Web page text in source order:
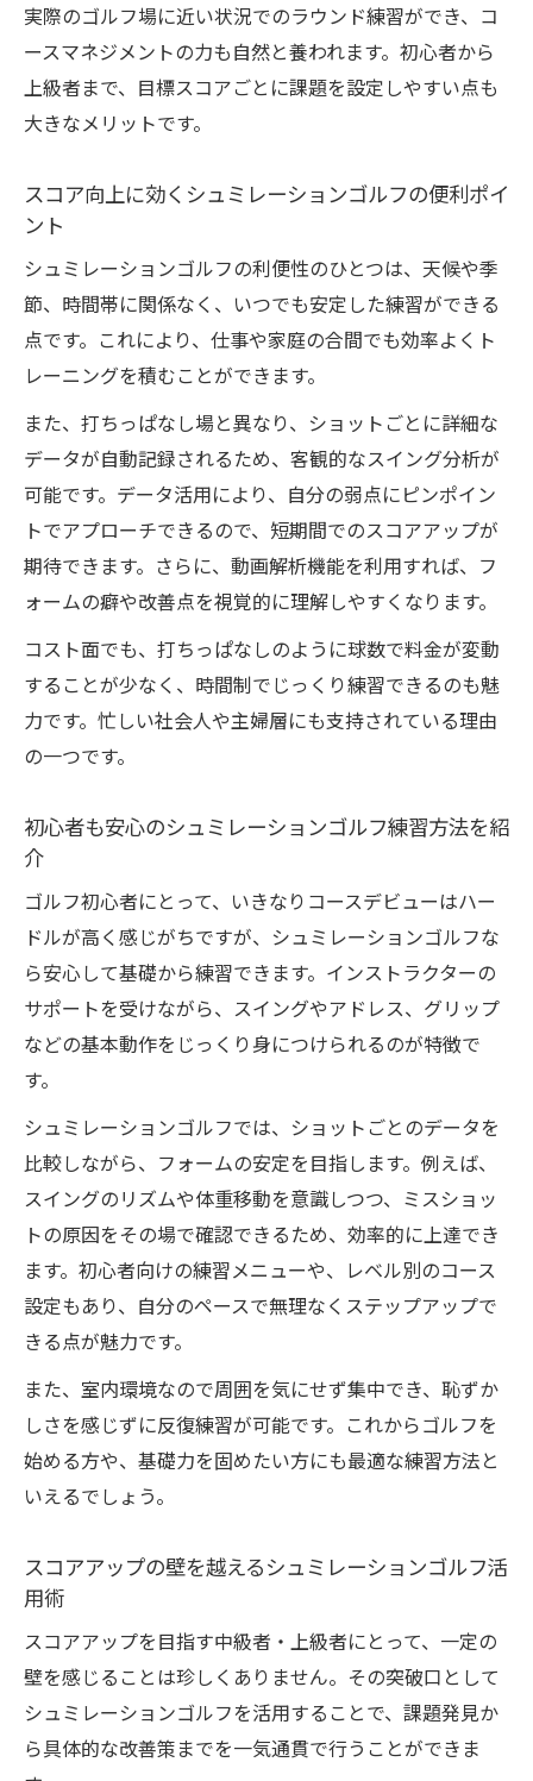
実際のゴルフ場に近い状況でのラウンド練習ができ、コ
ースマネジメントの力も自然と養われます。初心者から
上級者まで、目標スコアごとに課題を設定しやすい点も
大きなメリットです。
スコア向上に効くシュミレーションゴルフの便利ポイ
ント
シュミレーションゴルフの利便性のひとつは、天候や季
節、時間帯に関係なく、いつでも安定した練習ができる
点です。これにより、仕事や家庭の合間でも効率よくト
レーニングを積むことができます。
また、打ちっぱなし場と異なり、ショットごとに詳細な
データが自動記録されるため、客観的なスイング分析が
可能です。データ活用により、自分の弱点にピンポイン
トでアプローチできるので、短期間でのスコアアップが
期待できます。さらに、動画解析機能を利用すれば、フ
ォームの癖や改善点を視覚的に理解しやすくなります。
コスト面でも、打ちっぱなしのように球数で料金が変動
することが少なく、時間制でじっくり練習できるのも魅
力です。忙しい社会人や主婦層にも支持されている理由
の一つです。
初心者も安心のシュミレーションゴルフ練習方法を紹
介
ゴルフ初心者にとって、いきなりコースデビューはハー
ドルが高く感じがちですが、シュミレーションゴルフな
ら安心して基礎から練習できます。インストラクターの
サポートを受けながら、スイングやアドレス、グリップ
などの基本動作をじっくり身につけられるのが特徴で
す。
シュミレーションゴルフでは、ショットごとのデータを
比較しながら、フォームの安定を目指します。例えば、
スイングのリズムや体重移動を意識しつつ、ミスショッ
トの原因をその場で確認できるため、効率的に上達でき
ます。初心者向けの練習メニューや、レベル別のコース
設定もあり、自分のペースで無理なくステップアップで
きる点が魅力です。
また、室内環境なので周囲を気にせず集中でき、恥ずか
しさを感じずに反復練習が可能です。これからゴルフを
始める方や、基礎力を固めたい方にも最適な練習方法と
いえるでしょう。
スコアアップの壁を越えるシュミレーションゴルフ活
用術
スコアアップを目指す中級者・上級者にとって、一定の
壁を感じることは珍しくありません。その突破口として
シュミレーションゴルフを活用することで、課題発見か
ら具体的な改善策までを一気通貫で行うことができま